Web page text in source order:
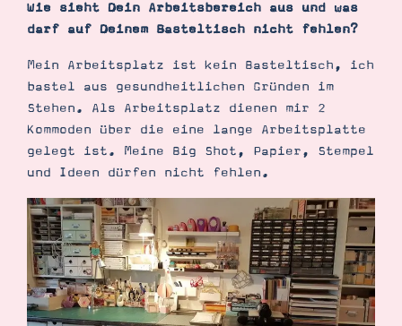
Wie sieht Dein Arbeitsbereich aus und was
darf auf Deinem Basteltisch nicht fehlen?
Mein Arbeitsplatz ist kein Basteltisch, ich
bastel aus gesundheitlichen Gründen im
Stehen. Als Arbeitsplatz dienen mir 2
Kommoden über die eine lange Arbeitsplatte
gelegt ist. Meine Big Shot, Papier, Stempel
und Ideen dürfen nicht fehlen.